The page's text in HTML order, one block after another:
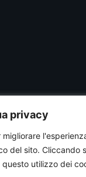
privacy
del sito. Cliccando
utilizzo dei